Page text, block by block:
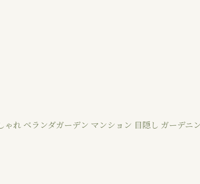
ゃれ ベランダガーデン マンション 目隠し ガーデニ